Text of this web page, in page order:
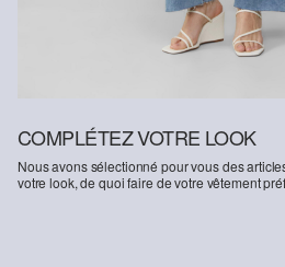
COMPLÉTEZ VOTRE LOOK
Nous avons sélectionné pour vous des
votre look, de quoi faire de votre vêtement